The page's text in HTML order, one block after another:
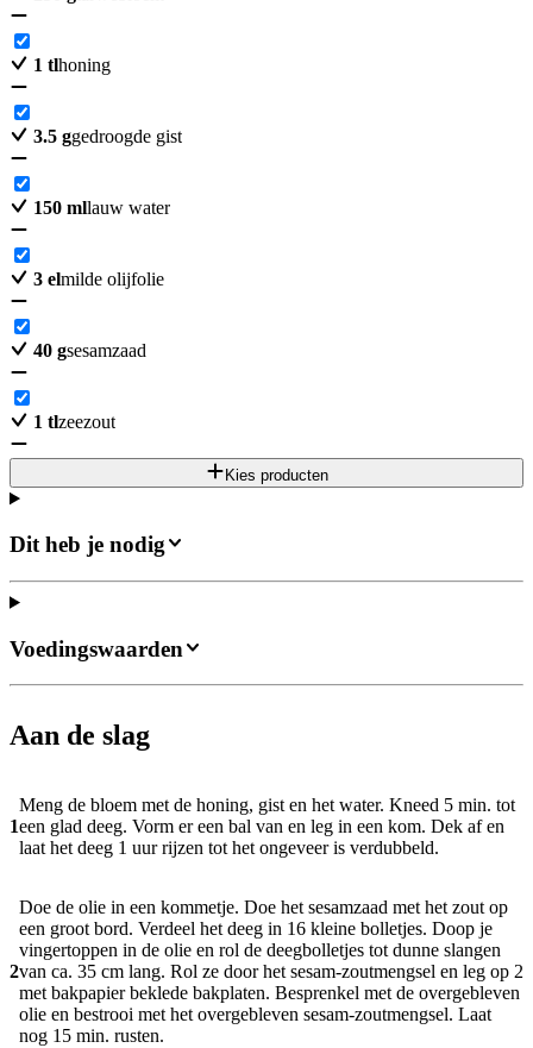
1 tlhoning
3.5 ggedroogde gist
150 mllauw water
3 elmilde olijfolie
40 gsesamzaad
1 tlzeezout
Kies producten
Dit heb je nodig
Aan de slag
1
Meng de bloem met de honing, gist en het water. Kneed 5 min. tot
een glad deeg. Vorm er een bal van en leg in een kom. Dek af en
laat het deeg 1 uur rijzen tot het ongeveer is verdubbeld.
2
Doe de olie in een kommetje. Doe het sesamzaad met het zout op
een groot bord. Verdeel het deeg in 16 kleine bolletjes. Doop je
vingertoppen in de olie en rol de deegbolletjes tot dunne slangen
van ca. 35 cm lang. Rol ze door het sesam-zoutmengsel en leg op 2
met bakpapier beklede bakplaten. Besprenkel met de overgebleven
olie en bestrooi met het overgebleven sesam-zoutmengsel. Laat
nog 15 min. rusten.
Voedingswaarden